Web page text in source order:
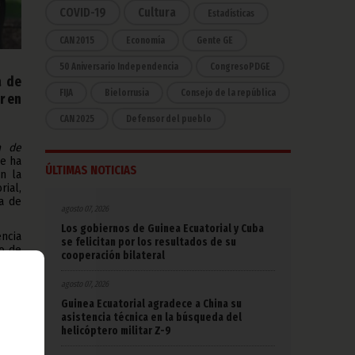
de
en
de
ha
la
de
de
la
el
COVID-19 Cultura Estadísticas
CAN 2015 Economía Gente GE
50 Aniversario Independencia CongresoPDGE
FIJA Bielorrusia Consejo de la república
CAN 2025 Defensor del pueblo
ÚLTIMAS NOTICIAS
agosto 07, 2026
Los gobiernos de Guinea Ecuatorial y Cuba
se felicitan por los resultados de su
cooperación bilateral
agosto 07, 2026
Guinea Ecuatorial agradece a China su
asistencia técnica en la búsqueda del
helicóptero militar Z-9